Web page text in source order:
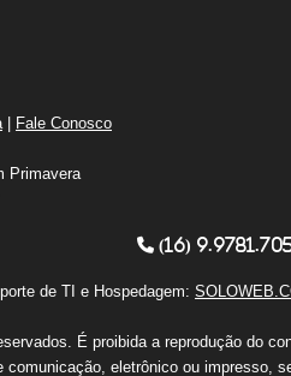
| Fale Conosco
Primavera
(16)
de TI e Hospedagem:
É proibida a reprodução do
comunicação, eletrônico ou impresso,